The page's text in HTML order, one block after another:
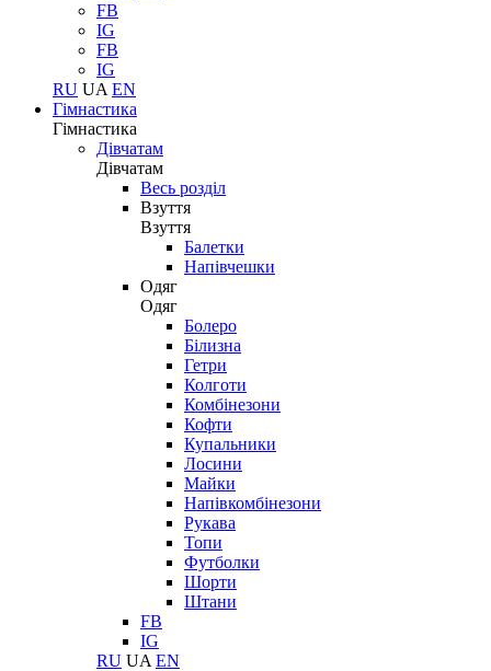
FB
IG
FB
IG
RU UA EN
Гімнастика
Гімнастика
Дівчатам
Дівчатам
Весь розділ
Взуття
Взуття
Балетки
Напівчешки
Одяг
Одяг
Болеро
Білизна
Гетри
Колготи
Комбінезони
Кофти
Купальники
Лосини
Майки
Напівкомбінезони
Рукава
Топи
Футболки
Шорти
Штани
FB
IG
RU UA EN